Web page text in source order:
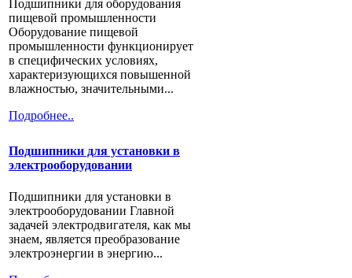
Подшипники для оборудования
пищевой промышленности
Оборудование пищевой
промышленности функционирует
в специфических условиях,
характеризующихся повышенной
влажностью, значительными...
Подробнее..
Подшипники для установки в
электрооборудовании
Подшипники для установки в
электрооборудовании Главной
задачей электродвигателя, как мы
знаем, является преобразование
электроэнергии в энергию...